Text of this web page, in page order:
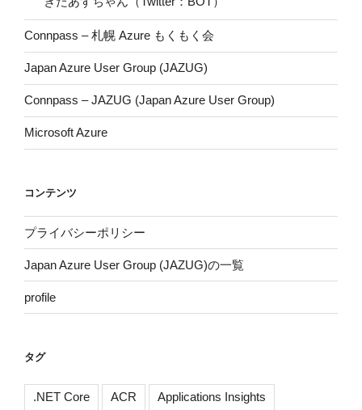
Connpass – 札幌 Azure もくもく会
Japan Azure User Group (JAZUG)
Connpass – JAZUG (Japan Azure User Group)
Microsoft Azure
コンテンツ
プライバシーポリシー
Japan Azure User Group (JAZUG)の一覧
profile
タグ
.NET Core ACR Applications Insights